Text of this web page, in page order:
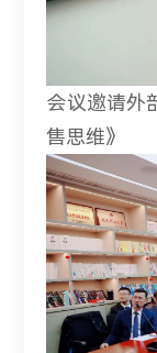
会议邀请外
售思维》